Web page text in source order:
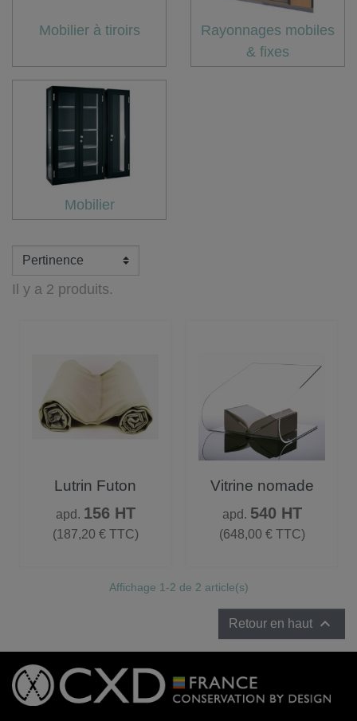
Mobilier à tiroirs
Rayonnages mobiles
& fixes
Mobilier
Il y a 2 produits.
Lutrin Futon
apd. Prix
156 HT
(187,20 € TTC)
Vitrine nomade
apd. Prix
540 HT
(648,00 € TTC)
Affichage 1-2 de 2 article(s)
Retour en haut 